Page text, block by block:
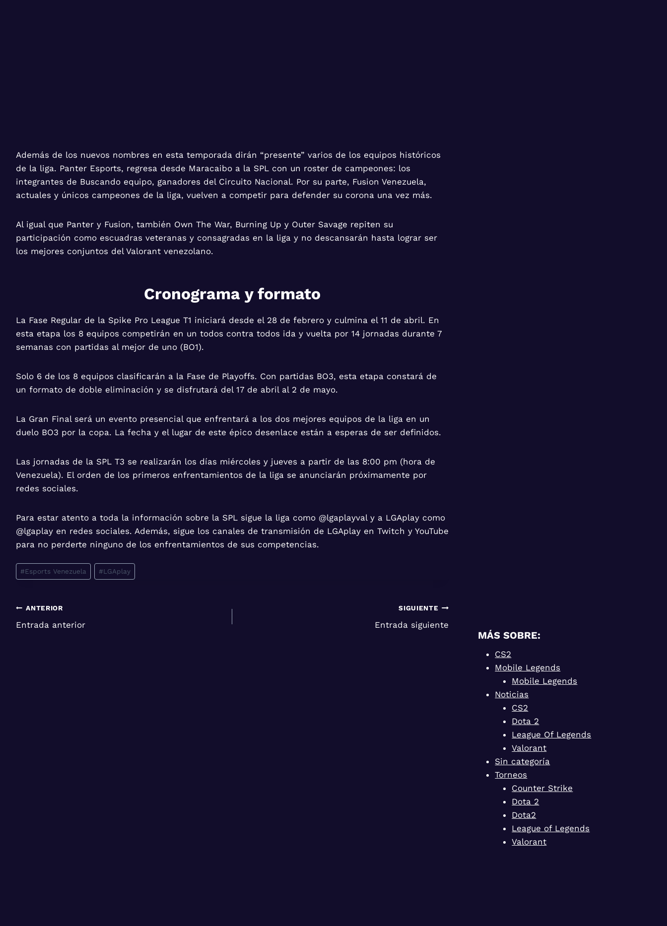
Además de los nuevos nombres en esta temporada dirán “presente” varios de los equipos históricos
de la liga. Panter Esports, regresa desde Maracaibo a la SPL con un roster de campeones: los
integrantes de Buscando equipo, ganadores del Circuito Nacional. Por su parte, Fusion Venezuela,
actuales y únicos campeones de la liga, vuelven a competir para defender su corona una vez más.
Al igual que Panter y Fusion, también Own The War, Burning Up y Outer Savage repiten su
participación como escuadras veteranas y consagradas en la liga y no descansarán hasta lograr ser
los mejores conjuntos del Valorant venezolano.
Cronograma y formato
La Fase Regular de la Spike Pro League T1 iniciará desde el 28 de febrero y culmina el 11 de abril. En
esta etapa los 8 equipos competirán en un todos contra todos ida y vuelta por 14 jornadas durante 7
semanas con partidas al mejor de uno (BO1).
Solo 6 de los 8 equipos clasificarán a la Fase de Playoffs. Con partidas BO3, esta etapa constará de
un formato de doble eliminación y se disfrutará del 17 de abril al 2 de mayo.
La Gran Final será un evento presencial que enfrentará a los dos mejores equipos de la liga en un
duelo BO3 por la copa. La fecha y el lugar de este épico desenlace están a esperas de ser definidos.
Las jornadas de la SPL T3 se realizarán los días miércoles y jueves a partir de las 8:00 pm (hora de
Venezuela). El orden de los primeros enfrentamientos de la liga se anunciarán próximamente por
redes sociales.
Para estar atento a toda la información sobre la SPL sigue la liga como @lgaplayval y a LGAplay como
@lgaplay en redes sociales. Además, sigue los canales de transmisión de LGAplay en Twitch y YouTube
para no perderte ninguno de los enfrentamientos de sus competencias.
Etiquetas
de
entrada:
#Esports Venezuela #LGAplay
Navegación
de
ANTERIOR
Entrada anterior
SIGUIENTE
Entrada siguiente
MÁS SOBRE:
CS2
Mobile Legends
Mobile Legends
Noticias
CS2
Dota 2
League Of Legends
Valorant
Sin categoría
Torneos
Counter Strike
Dota 2
Dota2
League of Legends
Valorant